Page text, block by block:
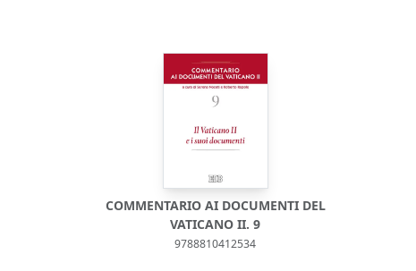
COMMENTARIO AI DOCUMENTI DEL
VATICANO II. 9
9788810412534